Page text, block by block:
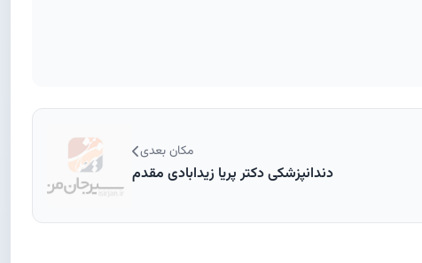
مکان بعدی
دندانپزشکی دکتر پریا زیدابادی مقدم